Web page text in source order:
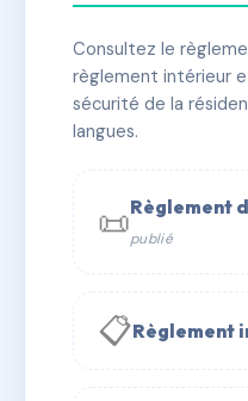
✓ Immatriculée 🏠 5
📞 Contacter Syndic
Consultez le
règlement intérieur
sécurité de la
langues.
📜Règlement
publié
📋Règlement